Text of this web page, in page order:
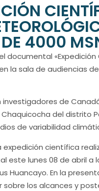
4000
documental
la sala de audiencias
de
del distrito
de variabilidad
científica
lunes 08 de abril a
Huancayo. En la
los alcances y